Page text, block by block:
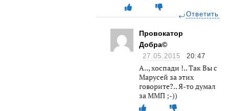
Ответить
Провокатор
Добра©
27.05.2015 20:47
А.., хоспади !.. Так Вы с
Марусей за этих
говорите?.. Я-то думал
за ММП ;-))